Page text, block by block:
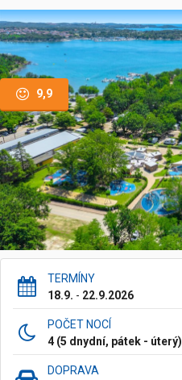
9,9
TERMÍNY
18.9. - 22.9.2026
POČET NOCÍ
4 (5 dnydní, pátek - úterý)
DOPRAVA